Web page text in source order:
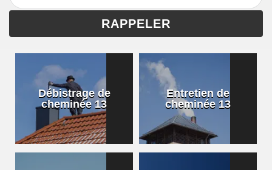
Débistrage de
cheminée 13
Entretien de
cheminée 13